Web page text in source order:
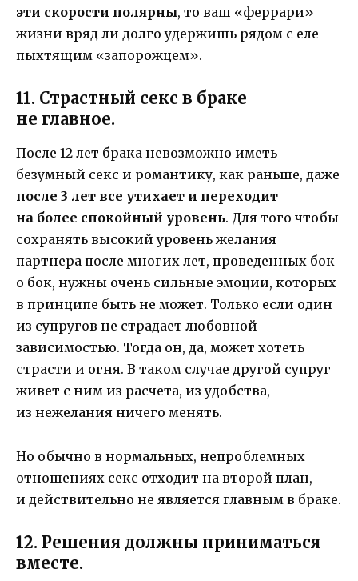
эти скорости полярны, то ваш «феррари»
жизни вряд ли долго удержишь рядом с еле
пыхтящим «запорожцем».
11. Страстный секс в браке
не главное.
После 12 лет брака невозможно иметь
безумный секс и романтику, как раньше, даже
после 3 лет все утихает и переходит
на более спокойный уровень. Для того чтобы
сохранять высокий уровень желания
партнера после многих лет, проведенных бок
о бок, нужны очень сильные эмоции, которых
в принципе быть не может. Только если один
из супругов не страдает любовной
зависимостью. Тогда он, да, может хотеть
страсти и огня. В таком случае другой супруг
живет с ним из расчета, из удобства,
из нежелания ничего менять.
Но обычно в нормальных, непроблемных
отношениях секс отходит на второй план,
и действительно не является главным в браке.
12. Решения должны приниматься
вместе.